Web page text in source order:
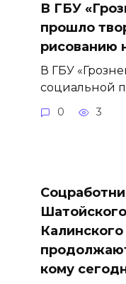
В ГБУ
прошло
рисованию
В ГБУ
социальной
0 3
кому